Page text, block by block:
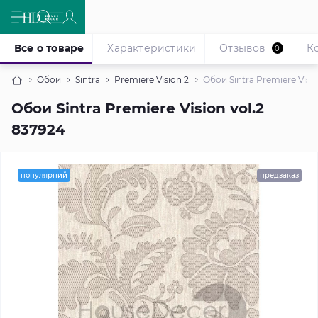
Обои Sintra Premiere Vision 2 Обои Sintra Premiere
Обои Sintra Premiere Vision vol.2
837924
Все о товаре Характеристики Отзывов 0
популярний предзаказ